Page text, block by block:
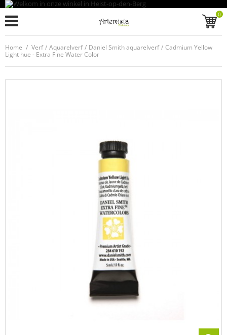
0
Home / Verf / Aquarelverf / Daniel Smith aquarelverf / Cadmium Yellow
Light hue - Extra Fine Water Color